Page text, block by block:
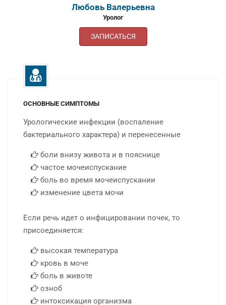
Аветис Генрикович
ЗАПИСАТЬСЯ
ОСНОВНЫЕ СИМПТОМЫ
Урологические инфекции (воспаление
бактериального характера) и перенесенные
боли внизу живота и в пояснице
частое мочеиспускание
боль во время мочеиспускании
изменение цвета мочи
Если речь идет о инфицировании почек, то
присоединяется:
высокая температура
кровь в моче
боль в животе
озноб
интоксикация организма